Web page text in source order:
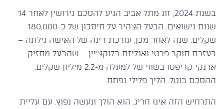
בשנת 2024, זוג מתל אביב הגיע להסכם גירושין לאחר 14
שנות נישואים. הבעל הצהיר על חיסכון של כ-180,000
שקלים. שנה לאחר מכן, עורכת דינה של האישה גילתה –
בעזרת חוקר פרטי ואנליזת בלוקצ’יין – שהבעל מחזיק
ארנקי קריפטו בשווי של למעלה מ-2.2 מיליון שקלים.
ההסכם בוטל. הליך פלילי נפתח.
התרחיש הזה אינו חריג. הוא הולך ונעשה נפוץ. עם עליית